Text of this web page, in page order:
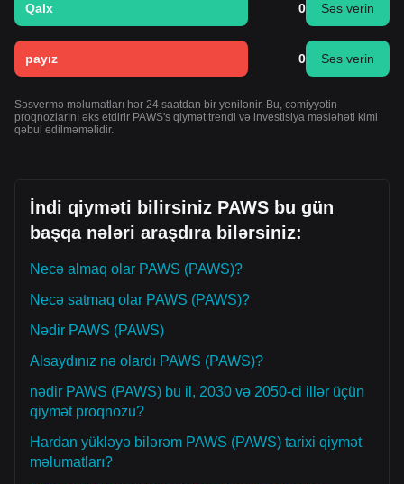
Qalx 0 Səs verin
payız 0 Səs verin
Səsvermə məlumatları hər 24 saatdan bir yenilənir. Bu, cəmiyyətin
proqnozlarını əks etdirir PAWS's qiymət trendi və investisiya məsləhəti kimi
qəbul edilməməlidir.
İndi qiyməti bilirsiniz PAWS bu gün
başqa nələri araşdıra bilərsiniz:
Necə almaq olar PAWS (PAWS)?
Necə satmaq olar PAWS (PAWS)?
Nədir PAWS (PAWS)
Alsaydınız nə olardı PAWS (PAWS)?
nədir PAWS (PAWS) bu il, 2030 və 2050-ci illər üçün
qiymət proqnozu?
Hardan yükləyə bilərəm PAWS (PAWS) tarixi qiymət
məlumatları?